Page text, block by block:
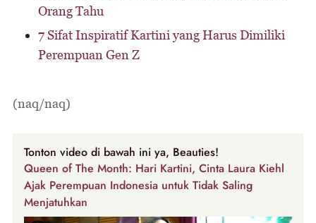
Orang Tahu
7 Sifat Inspiratif Kartini yang Harus Dimiliki
Perempuan Gen Z
(naq/naq)
Tonton video di bawah ini ya, Beauties!
Queen of The Month: Hari Kartini, Cinta Laura Kiehl
Ajak Perempuan Indonesia untuk Tidak Saling
Menjatuhkan